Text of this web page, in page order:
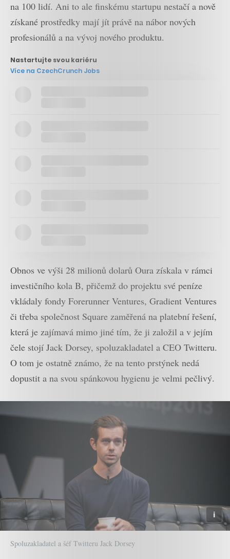
na 100 lidí. Ani to ale finskému startupu nestačí a nově
získané prostředky mají jít právě na nábor nových
profesionálů a na vývoj nového produktu.
Nastartujte svou kariéru
Více na CzechCrunch Jobs
Obnos ve výši 28 milionů dolarů Oura získala v rámci
investičního kola B, přičemž do projektu své peníze
vkládaly fondy Forerunner Ventures, Gradient Ventures
či třeba společnost Square zaměřená na platební řešení,
která je zajímavá mimo jiné tím, že ji založil a v jejím
čele stojí Jack Dorsey, spoluzakladatel a CEO Twitteru.
O tom je ostatně známo, že na tento prstýnek nedá
dopustit a na svou spánkovou hygienu je velmi pečlivý.
Spoluzakladatel a šéf Twitteru Jack Dorsey